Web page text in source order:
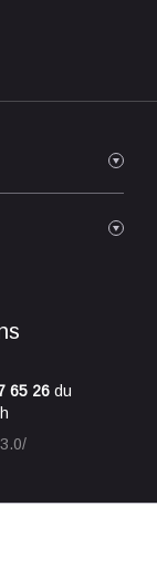
65 26du
à 560 avis